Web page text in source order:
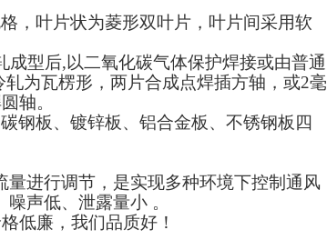
，叶片状为菱形双叶片，叶片间采用软
成型后,以二氧化碳气体保护焊接或由普通
为瓦楞形，两片合成点焊插方轴，或2毫
轴。
钢板、镀锌板、铝合金板、不锈钢板四
进行调节，是实现多种环境下控制通风
声低、泄露量小 。
低廉，我们品质好！